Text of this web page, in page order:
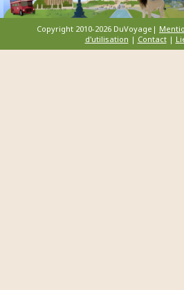
Copyright 2010-2026 DuVoyage|
d'utilisation | Contact|